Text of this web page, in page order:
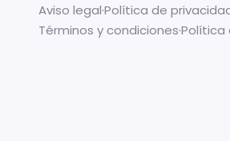
Aviso legal·Política de
Términos y condiciones·Política